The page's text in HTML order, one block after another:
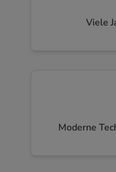
Viele
Moderne